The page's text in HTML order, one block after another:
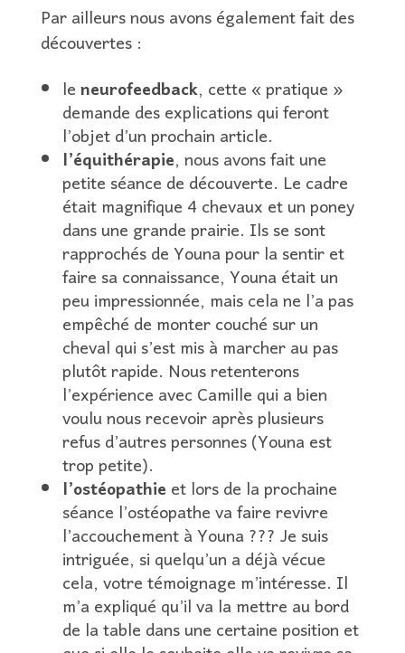
Par ailleurs nous avons également fait des
découvertes :
leneurofeedback, cette « pratique »
demande des explications qui feront
l’objet d’un prochain article.
l’équithérapie, nous avons fait une
petite séance de découverte. Le cadre
était magnifique 4 chevaux et un poney
dans une grande prairie. Ils se sont
rapprochés de Youna pour la sentir et
faire sa connaissance, Youna était un
peu impressionnée, mais cela ne l’a pas
empêché de monter couché sur un
cheval qui s’est mis à marcher au pas
plutôt rapide. Nous retenterons
l’expérience avec Camille qui a bien
voulu nous recevoir après plusieurs
refus d’autres personnes (Youna est
trop petite).
l’ostéopathieet lors de la prochaine
séance l’ostéopathe va faire revivre
l’accouchement à Youna ??? Je suis
intriguée, si quelqu’un a déjà vécue
cela, votre témoignage m’intéresse. Il
m’a expliqué qu’il va la mettre au bord
de la table dans une certaine position et